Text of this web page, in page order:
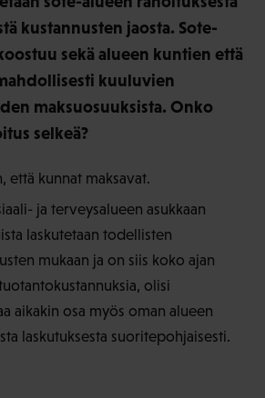
kustannusten jaosta. Sote-
sekä alueen kuntien että
kuuluvien
maksuosuuksista. Onko
selkeä?
että kunnat maksavat.
ja terveysalueen asukkaan
laskutetaan todellisten
mukaan ja on siis koko ajan
olisi
aikakin osa myös oman alueen
laskutuksesta suoritepohjaisesti.